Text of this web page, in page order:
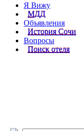
Я Вижу
МДД
Объявления
История Сочи
Вопросы
Поиск отеля